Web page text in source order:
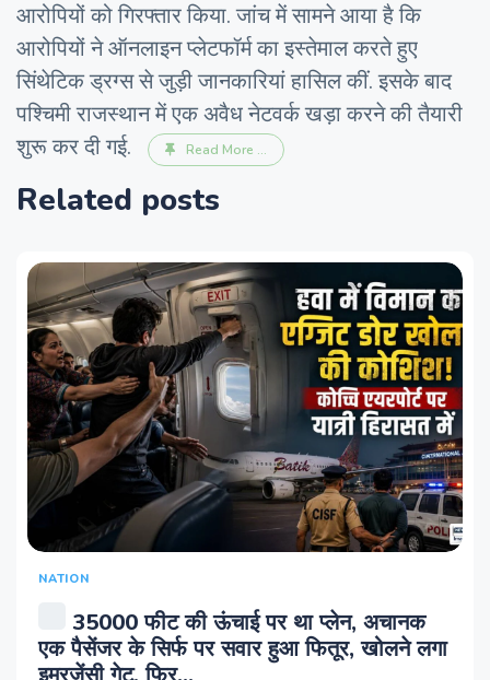
आरोपियों को गिरफ्तार किया. जांच में सामने आया है कि
आरोपियों ने ऑनलाइन प्लेटफॉर्म का इस्तेमाल करते हुए
सिंथेटिक ड्रग्स से जुड़ी जानकारियां हासिल कीं. इसके बाद
पश्चिमी राजस्थान में एक अवैध नेटवर्क खड़ा करने की तैयारी
शुरू कर दी गई.
Read More ...
Related posts
NATION
35000 फीट की ऊंचाई पर था प्‍लेन, अचानक
एक पैसेंजर के सिर्फ पर सवार हुआ फितूर, खोलने लगा